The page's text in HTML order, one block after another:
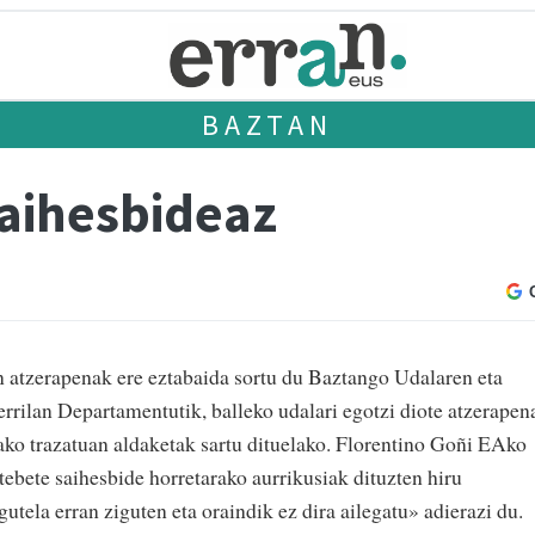
BAZTAN
ere eztabaida sortu du Baztango Udalaren eta
Departamentutik, balleko udalari egotzi diote
trazatuan aldaketak sartu dituelako. Florentino Goñi EAko
saihesbide horretarako aurrikusiak dituzten hiru
erran ziguten eta oraindik ez dira ailegatu» adierazi du.